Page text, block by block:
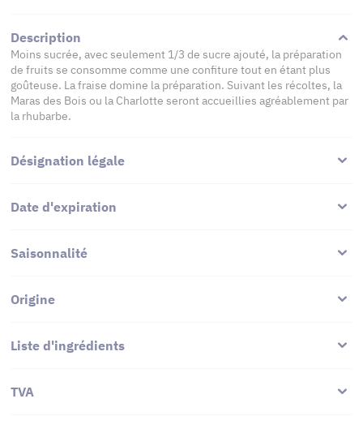
Description
Moins sucrée, avec seulement 1/3 de sucre ajouté, la préparation
de fruits se consomme comme une confiture tout en étant plus
goûteuse. La fraise domine la préparation. Suivant les récoltes, la
Maras des Bois ou la Charlotte seront accueillies agréablement par
la rhubarbe.
Désignation légale
Date d'expiration
Saisonnalité
Origine
Liste d'ingrédients
TVA